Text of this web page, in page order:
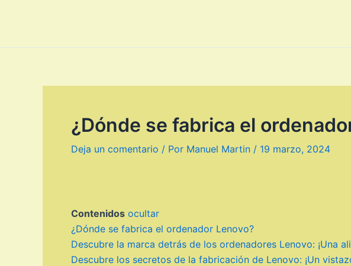
¿Dónde se fabrica el
Deja un comentario / Por Manuel Martin / 19 marzo, 2024
Contenidos ocultar
¿Dónde se fabrica el ordenador Lenovo?
Descubre la marca detrás de los ordenadores Lenovo: ¡Una
Descubre los secretos de la fabricación de Lenovo: ¡Un